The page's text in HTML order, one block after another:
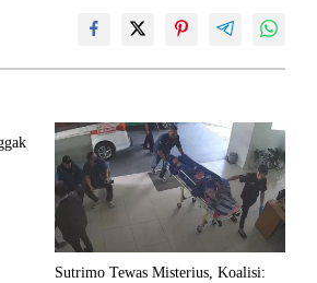
Sutrimo Tewas Misterius, Koalisi: